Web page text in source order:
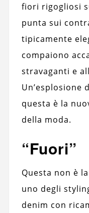
fiori rigogliosi
punta sui
tipicamente
compaiono
stravaganti e
Un’esplosione
questa è la
della moda.
“Fuori”
Questa non è
uno degli
denim con